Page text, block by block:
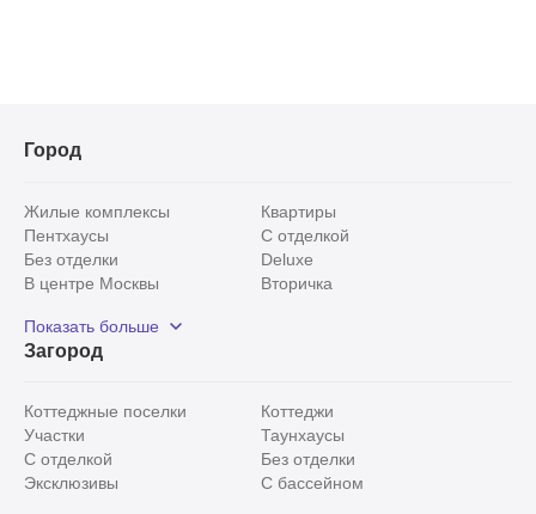
Город
Жилые комплексы
Квартиры
Пентхаусы
С отделкой
Без отделки
Deluxe
В центре Москвы
Вторичка
Рядом с парком
С панорамными окнами
Показать больше
Загород
Коттеджные поселки
Коттеджи
Участки
Таунхаусы
С отделкой
Без отделки
Эксклюзивы
С бассейном